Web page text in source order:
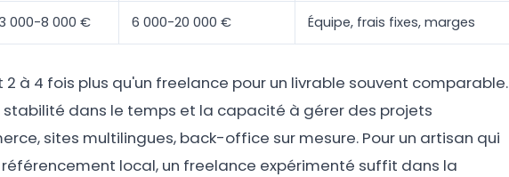
3 000-8 000 € 6 000-20 000 € Équipe, frais fixes, marges
à 4 fois plus qu'un freelance pour un livrable souvent comparable.
stabilité dans le temps et la capacité à gérer des projets
sites multilingues, back-office sur mesure. Pour un artisan qui
local, un freelance expérimenté suffit dans la